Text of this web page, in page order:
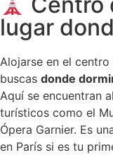
lugar
Alojarse en el
buscas donde
Aquí se encuentran
turísticos como el
Ópera Garnier. Es
en París si es tu